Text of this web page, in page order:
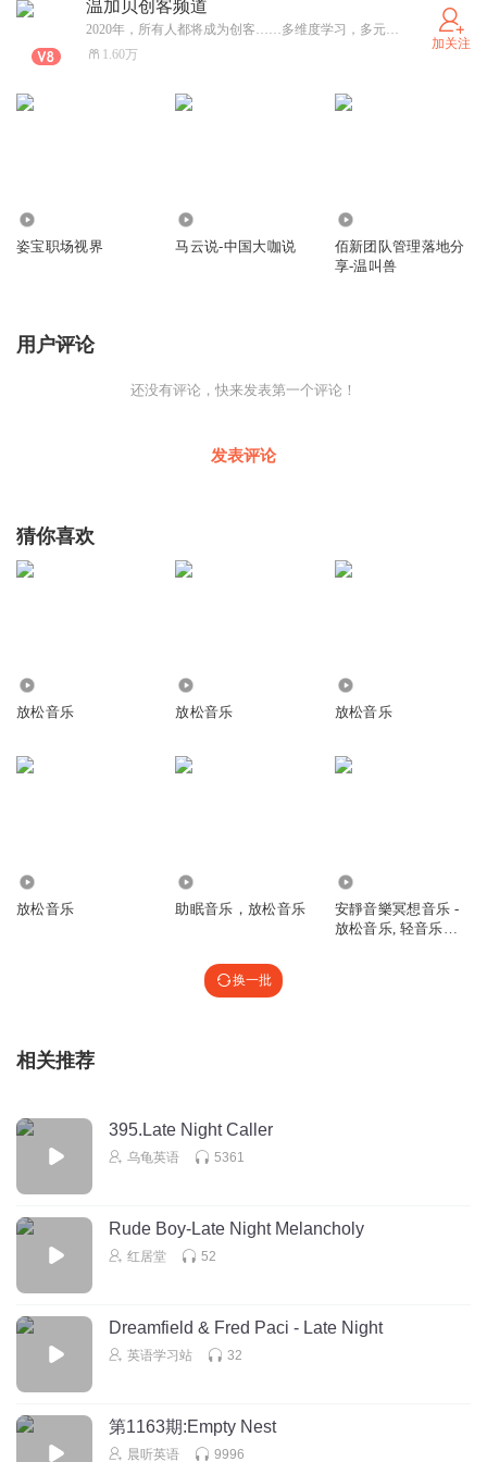
温加贝创客频道
2020年，所有人都将成为创客……多维度学习，多元化收入，多条财富管道搭建计划。
1.60万
加关注
姿宝职场视界 马云说-中国大咖说
佰新团队管理落地分
享-温叫兽
用户评论
还没有评论，快来发表第一个评论！
发表评论
猜你喜欢
放松音乐 放松音乐 放松音乐
放松音乐 助眠音乐，放松音乐
安靜音樂冥想音乐 -
放松音乐, 轻音乐放
换一批
相关推荐
395.Late Night Caller
乌龟英语 5361
Rude Boy-Late Night Melancholy
红居堂 52
Dreamfield & Fred Paci - Late Night
英语学习站 32
第1163期:Empty Nest
晨听英语 9996